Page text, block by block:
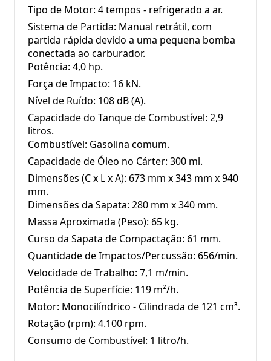
Tipo de Motor: 4 tempos - refrigerado a ar.
Sistema de Partida: Manual retrátil, com
partida rápida devido a uma pequena bomba
conectada ao carburador.
Potência: 4,0 hp.
Força de Impacto: 16 kN.
Nível de Ruído: 108 dB (A).
Capacidade do Tanque de Combustível: 2,9
litros.
Combustível: Gasolina comum.
Capacidade de Óleo no Cárter: 300 ml.
Dimensões (C x L x A): 673 mm x 343 mm x 940
mm.
Dimensões da Sapata: 280 mm x 340 mm.
Massa Aproximada (Peso): 65 kg.
Curso da Sapata de Compactação: 61 mm.
Quantidade de Impactos/Percussão: 656/min.
Velocidade de Trabalho: 7,1 m/min.
Potência de Superfície: 119 m²/h.
Motor: Monocilíndrico - Cilindrada de 121 cm³.
Rotação (rpm): 4.100 rpm.
Consumo de Combustível: 1 litro/h.